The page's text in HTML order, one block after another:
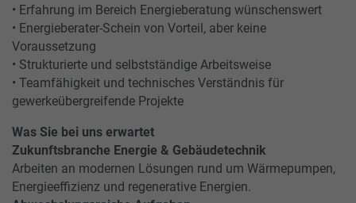
• Erfahrung im Bereich Energieberatung wünschenswert
• Energieberater-Schein von Vorteil, aber keine
Voraussetzung
• Strukturierte und selbstständige Arbeitsweise
• Teamfähigkeit und technisches Verständnis für
gewerkeübergreifende Projekte
Was Sie bei uns erwartet
Zukunftsbranche Energie & Gebäudetechnik
Arbeiten an modernen Lösungen rund um Wärmepumpen,
Energieeffizienz und regenerative Energien.